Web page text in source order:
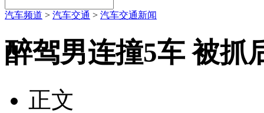
汽车频道 > 汽车交通 > 汽车交通新闻
醉驾男连撞5车 被抓
正文